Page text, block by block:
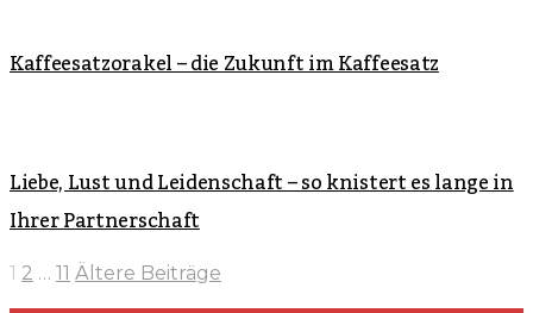
Kaffeesatzorakel – die Zukunft im Kaffeesatz
Liebe, Lust und Leidenschaft – so knistert es lange in
Ihrer Partnerschaft
1 2 … 11 Ältere Beiträge